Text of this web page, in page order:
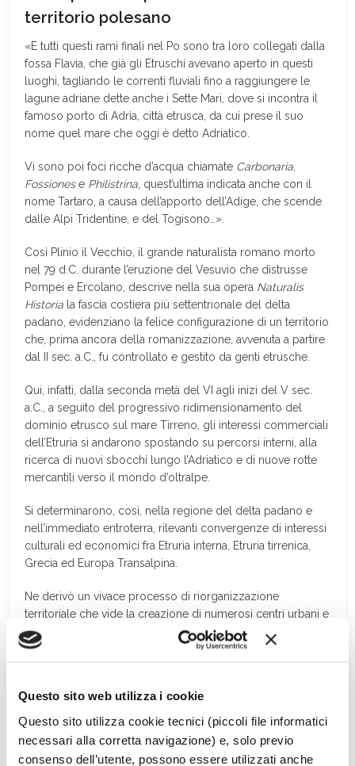
Questo sito web utilizza i cookie
Questo sito utilizza cookie tecnici (piccoli file informatici
necessari alla corretta navigazione) e, solo previo
consenso dell’utente, possono essere utilizzati anche
territorio polesano
«E tutti questi rami finali nel Po sono tra loro collegati dalla
fossa Flavia, che già gli Etruschi avevano aperto in questi
luoghi, tagliando le correnti fluviali fino a raggiungere le
lagune adriane dette anche i Sette Mari, dove si incontra il
famoso porto di Adria, città etrusca, da cui prese il suo
nome quel mare che oggi è detto Adriatico.
Vi sono poi foci ricche d’acqua chiamate Carbonaria
Fossionese Philistrina , quest’ultima indicata anche con il
nome Tartaro, a causa dell’apporto dell’Adige, che scende
dalle Alpi Tridentine, e del Togisono…».
Così Plinio il Vecchio, il grande naturalista romano morto
nel 79 d.C. durante l’eruzione del Vesuvio che distrusse
Pompei e Ercolano, descrive nella sua opera Naturalis
Historia la fascia costiera più settentrionale del delta
padano, evidenziano la felice configurazione di un territorio
che, prima ancora della romanizzazione, avvenuta a partire
dal II sec. a.C., fu controllato e gestito da genti etrusche.
Qui, infatti, dalla seconda metà del VI agli inizi del V sec.
a.C., a seguito del progressivo ridimensionamento del
dominio etrusco sul mare Tirreno, gli interessi commerciali
dell’Etruria si andarono spostando su percorsi interni, alla
ricerca di nuovi sbocchi lungo l’Adriatico e di nuove rotte
mercantili verso il mondo d’oltralpe.
Si determinarono, così, nella regione del delta padano e
nell’immediato entroterra, rilevanti convergenze di interessi
culturali ed economici fra Etruria interna, Etruria tirrenica,
Grecia ed Europa Transalpina.
Ne derivò un vivace processo di riorganizzazione
territoriale che vide la creazione di numerosi centri urbani e
di una fitta rete di insediamenti minori lungo le principali vie
di transito fluviali e terrestri, come possono ben dimostrare